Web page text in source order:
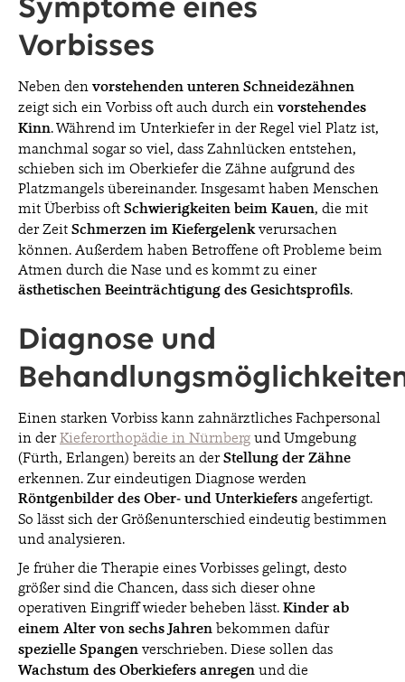
Symptome eines
Vorbisses
Neben den vorstehenden unteren Schneidezähnen
zeigt sich ein Vorbiss oft auch durch ein vorstehendes
Kinn. Während im Unterkiefer in der Regel viel Platz ist,
manchmal sogar so viel, dass Zahnlücken entstehen,
schieben sich im Oberkiefer die Zähne aufgrund des
Platzmangels übereinander. Insgesamt haben Menschen
mit Überbiss oft Schwierigkeiten beim Kauen, die mit
der Zeit Schmerzen im Kiefergelenk verursachen
können. Außerdem haben Betroffene oft Probleme beim
Atmen durch die Nase und es kommt zu einer
ästhetischen Beeinträchtigung des Gesichtsprofils.
Diagnose und
Einen starken Vorbiss kann zahnärztliches Fachpersonal
in derKieferorthopädie in Nürnberg und Umgebung
(Fürth, Erlangen) bereits an derStellung der Zähne
erkennen. Zur eindeutigen Diagnose werden
Röntgenbilder des Ober- und Unterkiefers angefertigt.
So lässt sich der Größenunterschied eindeutig bestimmen
und analysieren.
Je früher die Therapie eines Vorbisses gelingt, desto
größer sind die Chancen, dass sich dieser ohne
operativen Eingriff wieder beheben lässt. Kinder ab
einem Alter von sechs Jahren bekommen dafür
spezielle Spangen verschrieben. Diese sollen das
Wachstum des Oberkiefers anregen und die